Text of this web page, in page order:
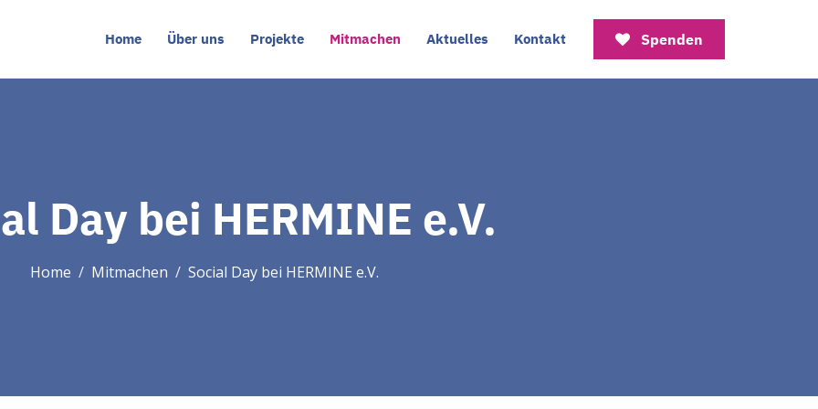
Spenden
Home Über uns Projekte Mitmachen Aktuelles Kontakt
Day bei HERMINE e.V.
Home Mitmachen Social Day bei HERMINE e.V.